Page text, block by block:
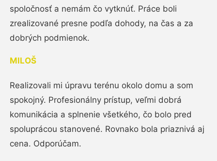
spoločnosť a nemám čo vytknúť. Práce boli
zrealizované presne podľa dohody, na čas a za
dobrých podmienok.
MILOŠ
Realizovali mi úpravu terénu okolo domu a som
spokojný. Profesionálny prístup, veľmi dobrá
komunikácia a splnenie všetkého, čo bolo pred
spoluprácou stanovené. Rovnako bola priaznivá aj
cena. Odporúčam.